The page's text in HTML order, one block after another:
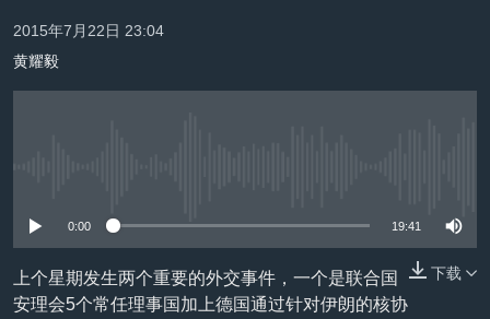
转
导
最新国际新闻
印太
美洲
分类新闻
经济·金融·贸易
劳工
美中关系
美中关系
美国建国250周年
埃博拉疫情
中文广播
关注我们
2015年7月22日 23:04
黄耀毅
0:00 19:41
下载
上个星期发生两个重要的外交事件，一个是联合国
安理会5个常任理事国加上德国通过针对伊朗的核协